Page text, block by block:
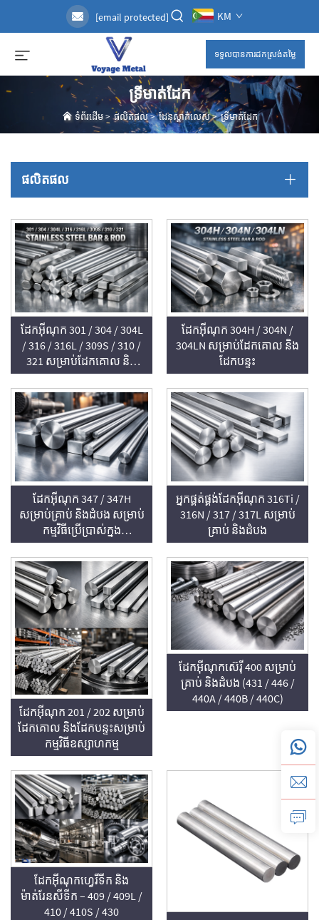
[email protected] KM
ទទួលបានការដកស្រង់តម្លៃ
ទ្រីមាត់ដែក
ទំព័រដើម>ផលិតផល>ដែនស្តាក់លេស>ទ្រីមាត់ដែក
ផលិតផល
ដែកអ៊ីណុក 301 / 304 / 304L
/ 316 / 316L / 309S / 310 /
321 សម្រាប់ដែកគោល និង
ដែកបន្ទះ
ដែកអ៊ីណុក 304H / 304N /
304LN សម្រាប់ដែកគោល និង
ដែកបន្ទះ
ដែកអុីណុក 347 / 347H
សម្រាប់គ្រាប់ និងដំបង សម្រាប់
កម្មវិធីប្រើប្រាស់ក្នុង
សីតុណ្ហភាពខ្ពស់
អ្នកផ្គត់ផ្គង់ដែកអុីណុក 316Ti /
316N / 317 / 317L សម្រាប់
គ្រាប់ និងដំបង
ដែកអ៊ីណុក 201 / 202 សម្រាប់
ដែកគោល និងដែកបន្ទះសម្រាប់
កម្មវិធីឧស្សាហកម្ម
ដែកអុីណុកស៊េរ៉ី 400 សម្រាប់
គ្រាប់ និងដំបង (431 / 446 /
440A / 440B / 440C)
ដែកអ៊ីណុកហ្វេរីទីក និង
ម៉ាត់រែនសីទីក – 409 / 409L /
410 / 410S / 430